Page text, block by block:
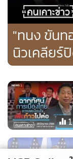
"ทนง ขันท
นิวเคลียร์